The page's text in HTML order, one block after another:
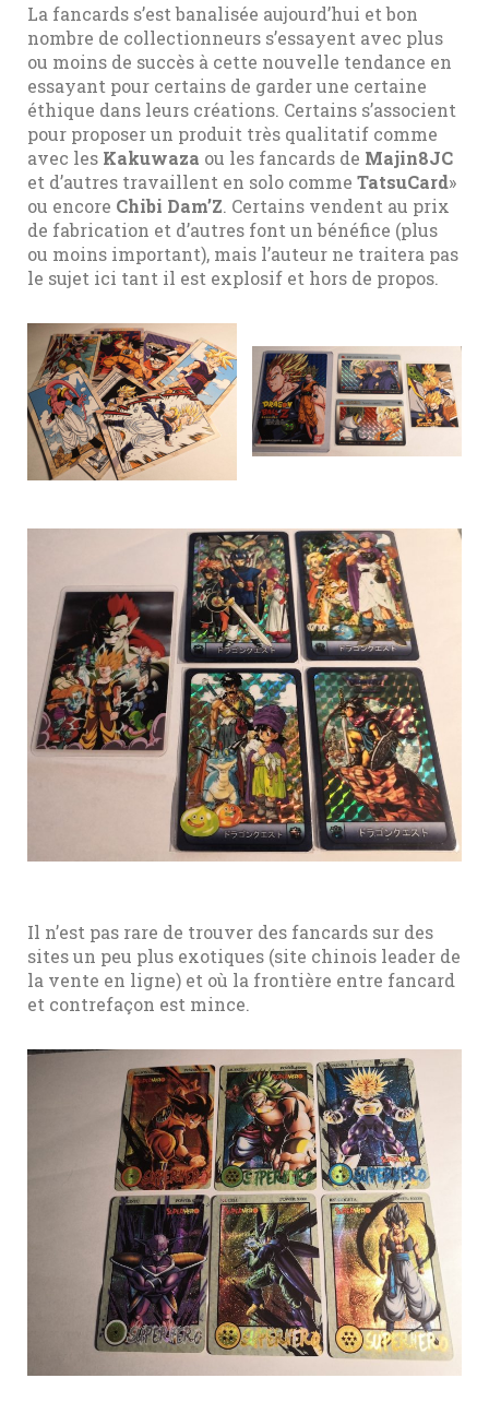
La fancards s’est banalisée aujourd’hui et bon
nombre de collectionneurs s’essayent avec plus
ou moins de succès à cette nouvelle tendance en
essayant pour certains de garder une certaine
éthique dans leurs créations. Certains s’associent
pour proposer un produit très qualitatif comme
avec les Kakuwaza ou les fancards de Majin8JC
et d’autres travaillent en solo comme TatsuCard»
ou encore Chibi Dam’Z. Certains vendent au prix
de fabrication et d’autres font un bénéfice (plus
ou moins important), mais l’auteur ne traitera pas
le sujet ici tant il est explosif et hors de propos.
Il n’est pas rare de trouver des fancards sur des
sites un peu plus exotiques (site chinois leader de
la vente en ligne) et où la frontière entre fancard
et contrefaçon est mince.